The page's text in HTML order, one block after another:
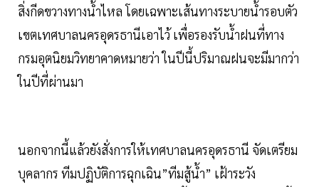
สิ่งกีดขวางทางน้ำไหล โดยเฉพาะเส้นทางระบายน้ำรอบตัว
เขตเทศบาลนครอุดรธานีเอาไว้ เพื่อรองรับน้ำฝนที่ทาง
กรมอุตนิยมวิทยาคาดหมายว่า ในปีนี้ปริมาณฝนจะมีมากว่า
ในปีที่ผ่านมา
นอกจากนี้แล้วยังสั่งการให้เทศบาลนครอุดรธานี จัดเตรียม
บุคลากร ทีมปฏิบัติการฉุกเฉิน”ทีมสู้น้ำ” เฝ้าระวัง